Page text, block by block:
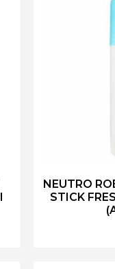
NEUTRO
STICK